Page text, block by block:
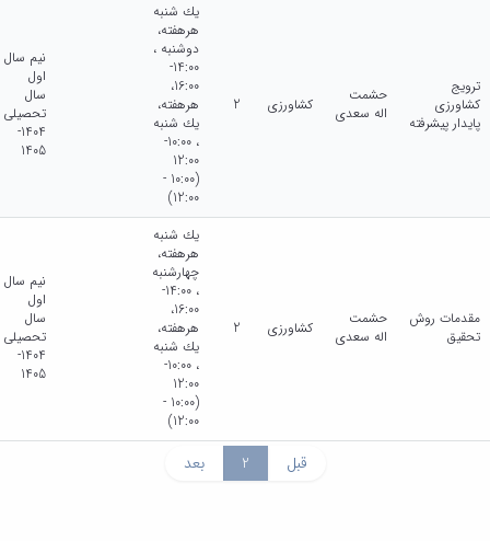
ترویج
کشاورزی
پایدار پیشرفته
حشمت
اله سعدی
کشاورزی 2
يك شنبه
هرهفته،
دوشنبه ،
14:00-
16:00،
هرهفته،
يك شنبه
، 10:00-
12:00
(10:00 -
12:00)
نیم سال
اول
سال
تحصیلی
1404-
1405
مقدمات روش
تحقیق
حشمت
اله سعدی
کشاورزی 2
يك شنبه
هرهفته،
چهارشنبه
، 14:00-
16:00،
هرهفته،
يك شنبه
، 10:00-
12:00
(10:00 -
12:00)
نیم سال
اول
سال
تحصیلی
1404-
1405
قبل 2 بعد